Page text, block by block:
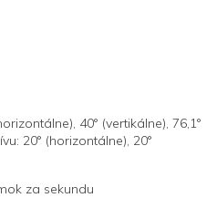
40° (vertikálne), 76,1°
20° (horizontálne), 20°
za sekundu